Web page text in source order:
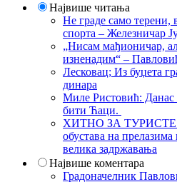
Највише читања
Не граде само терени,
спорта – Железничар
„Нисам мађионичар,
изненадим“ –
Лесковац; Из буџета
динара
Миле Ристовић: Данас
бити Ћаци.
ХИТНО ЗА ТУРИСТЕ:
обустава на прелазима
велика задржавања
Највише коментара
Градоначелник